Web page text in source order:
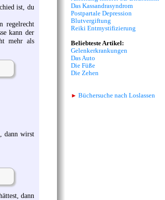
ist, du
regelrecht
kann der
mehr als
dann wirst
dann
Das Kassandrasyndrom
Postpartale Depression
Blutvergiftung
Reiki Entmystifizierung
Beliebteste Artikel:
Gelenkerkrankungen
Das Auto
Die Füße
Die Zehen
► Büchersuche nach Loslassen